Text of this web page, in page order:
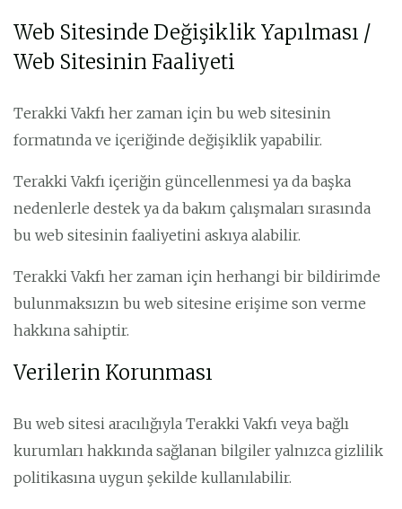
Web Sitesinde Değişiklik Yapılması /
Web Sitesinin Faaliyeti
Terakki Vakfı her zaman için bu web sitesinin
formatında ve içeriğinde değişiklik yapabilir.
Terakki Vakfı içeriğin güncellenmesi ya da başka
nedenlerle destek ya da bakım çalışmaları sırasında
bu web sitesinin faaliyetini askıya alabilir.
Terakki Vakfı her zaman için herhangi bir bildirimde
bulunmaksızın bu web sitesine erişime son verme
hakkına sahiptir.
Verilerin Korunması
Bu web sitesi aracılığıyla Terakki Vakfı veya bağlı
kurumları hakkında sağlanan bilgiler yalnızca gizlilik
politikasına uygun şekilde kullanılabilir.